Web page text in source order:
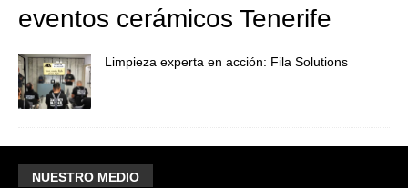
eventos cerámicos Tenerife
Limpieza experta en acción: Fila Solutions
NUESTRO MEDIO